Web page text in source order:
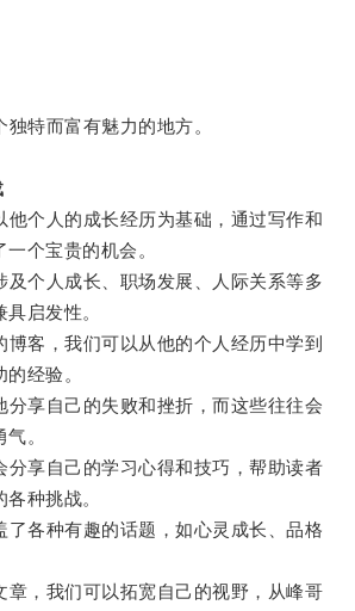
特而富有魅力的地方。
个人的成长经历为基础，通过写作和
个宝贵的机会。
个人成长、职场发展、人际关系等多
启发性。
客，我们可以从他的个人经历中学到
经验。
享自己的失败和挫折，而这些往往会
。
享自己的学习心得和技巧，帮助读者
种挑战。
各种有趣的话题，如心灵成长、品格
，我们可以拓宽自己的视野，从峰哥